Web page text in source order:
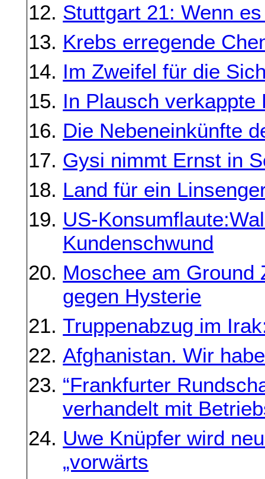
Stuttgart 21: Wenn
Krebs erregende
Im Zweifel für die
In Plausch verkappte
Die Nebeneinkünfte
Gysi nimmt Ernst in
Land für ein
US-
Kundenschwund
Moschee am Ground
gegen Hysterie
Truppenabzug im
Afghanistan. Wir
“Frankfurter
verhandelt mit
Uwe Knüpfer wird
„vorwärts